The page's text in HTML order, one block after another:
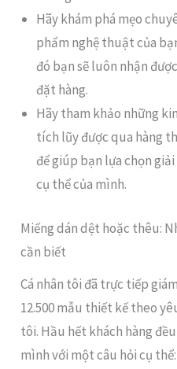
Hãy khám phá mẹo
phẩm nghệ thuật của
đó bạn sẽ luôn nhận
đặt hàng.
Hãy tham khảo những
tích lũy được qua hàng
để giúp bạn lựa chọn
cụ thể của mình.
Miếng dán dệt hoặc thêu:
cần biết
Cá nhân tôi đã trực tiếp
12.500 mẫu thiết kế theo
tôi. Hầu hết khách hàng
mình với một câu hỏi cụ